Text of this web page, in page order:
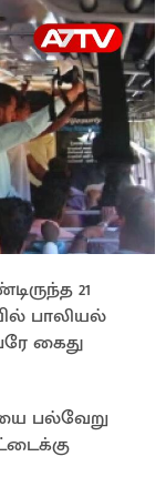
21
பாலியல்
கைது
பல்வேறு